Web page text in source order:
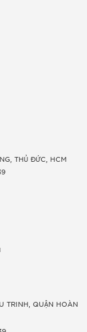
THỦ ĐỨC, HCM
TRINH, QUẬN HOÀN